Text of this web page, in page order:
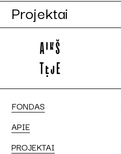
Projektai
FONDAS
APIE
PROJEKTAI